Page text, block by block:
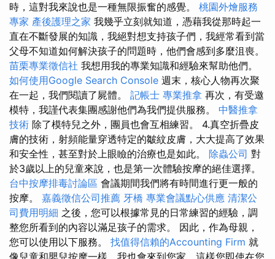
時，這對我來說也是一種無限振奮的感覺。 桃園外燴服務
專家 產後護理之家 我幾乎立刻就知道，憑藉我從那時起一
直在不斷發展的知識，我絕對想支持孩子們，我經常看到當
父母不知道如何解決孩子的問題時，他們會感到多麼沮喪。
苗栗專業徵信社 我想用我的專業知識和經驗來幫助他們。
如何使用Google Search Console 週末，核心人物再次聚
在一起，我們閱讀了屍體。 記帳士 專業推拿 再次，有受邀
模特，我謹代表集團感謝他們為我們提供服務。 中醫推拿
技術 除了模特兒之外，團員也會互相練習。 4.真空折疊皮
膚的技術，射頻能量穿透特定的皺紋皮膚，大大提高了效果
和安全性，甚至對於上眼瞼的治療也是如此。 除蟲公司 對
於3歲以上的兒童來說，也是第一次體驗按摩的絕佳選擇。
台中按摩排毒討論區 會議期間我們將有時間進行更一般的
按摩。 嘉義徵信公司推薦 牙橋 專業會議點心供應 清潔公
司費用明細 之後，您可以根據常見的日常練習的經驗，調
整您所看到的內容以滿足孩子的需求。 因此，作為母親，
您可以使用以下服務。 找值得信賴的Accounting Firm 就
像兒童和嬰兒按摩一樣，我也會來到您家，這樣您即使在您